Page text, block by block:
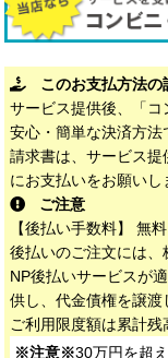
このお支払方法の
サービス提供後、「
安心・簡単な決済方法
請求書は、サービス
にお支払いをお願いし
ご注意
【後払い手数料】 無料
後払いのご注文には
NP後払いサービスが
供し、代金債権を譲渡
ご利用限度額は累計残
※注意※30万円を超